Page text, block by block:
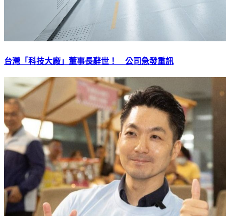
台灣「科技大廠」董事長辭世！ 公司急發重訊